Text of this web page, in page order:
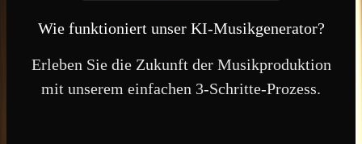
Wie funktioniert unser KI-Musikgenerator?
Erleben Sie die Zukunft der Musikproduktion
mit unserem einfachen 3-Schritte-Prozess.